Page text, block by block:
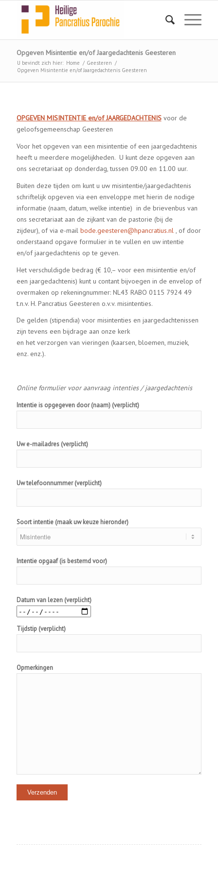
Opgeven Misintentie en/of Jaargedachtenis Geesteren
U bevindt zich hier: Home / Geesteren /
Opgeven Misintentie en/of Jaargedachtenis Geesteren
OPGEVEN MISINTENTIE en/of JAARGEDACHTENISvoor de
geloofsgemeenschap Geesteren
Voor het opgeven van een misintentie of een jaargedachtenis
heeft u meerdere mogelijkheden. U kunt deze opgeven aan
ons secretariaat op donderdag, tussen 09.00 en 11.00 uur.
Buiten deze tijden om kunt u uw misintentie/jaargedachtenis
schriftelijk opgeven via een enveloppe met hierin de nodige
informatie (naam, datum, welke intentie) in de brievenbus van
ons secretariaat aan de zijkant van de pastorie (bij de
zijdeur), of via e-mail bode.geesteren@hpancratius.nl, of door
onderstaand opgave formulier in te vullen en uw intentie
en/of jaargedachtenis op te geven.
Het verschuldigde bedrag (€ 10,– voor een misintentie en/of
een jaargedachtenis) kunt u contant bijvoegen in de envelop of
overmaken op rekeningnummer: NL43 RABO 0115 7924 49
t.n.v. H. Pancratius Geesteren o.v.v. misintenties.
De gelden (stipendia) voor misintenties en jaargedachte­nissen
zijn tevens een bijdrage aan onze kerk
en het verzorgen van vieringen (kaarsen, bloemen, muziek,
enz. enz.).
Online formulier voor aanvraag intenties / jaargedachtenis
Intentie is opgegeven door (naam) (verplicht)
Uw e-mailadres (verplicht)
Uw telefoonnummer (verplicht)
Soort intentie (maak uw keuze hieronder)
Intentie opgaaf (is bestemd voor)
Datum van lezen (verplicht)
Tijdstip (verplicht)
Opmerkingen